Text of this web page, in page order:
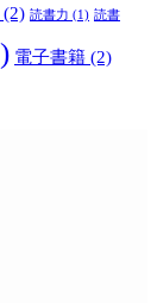
(2) 読書力 (1) 読書
電子書籍 (2)